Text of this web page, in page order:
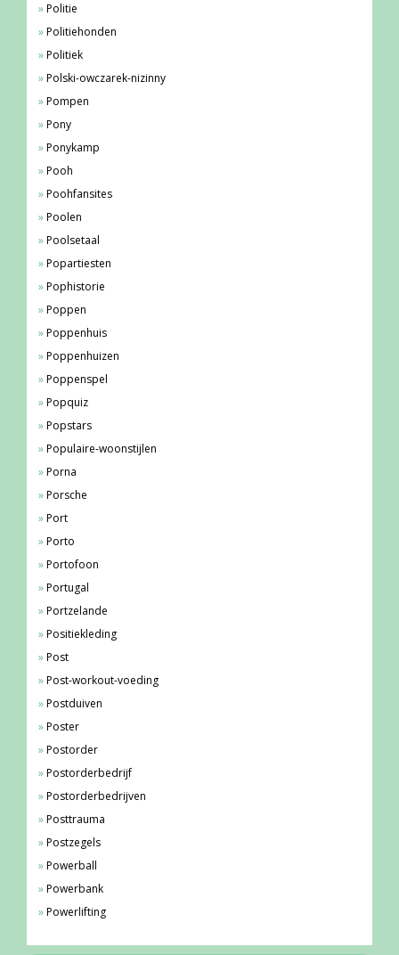
Politie
Politiehonden
Politiek
Polski-owczarek-nizinny
Pompen
Pony
Ponykamp
Pooh
Poohfansites
Poolen
Poolsetaal
Popartiesten
Pophistorie
Poppen
Poppenhuis
Poppenhuizen
Poppenspel
Popquiz
Popstars
Populaire-woonstijlen
Porna
Porsche
Port
Porto
Portofoon
Portugal
Portzelande
Positiekleding
Post
Post-workout-voeding
Postduiven
Poster
Postorder
Postorderbedrijf
Postorderbedrijven
Posttrauma
Postzegels
Powerball
Powerbank
Powerlifting